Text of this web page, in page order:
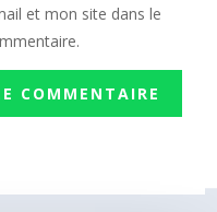
et mon site dans le
COMMENTAIRE